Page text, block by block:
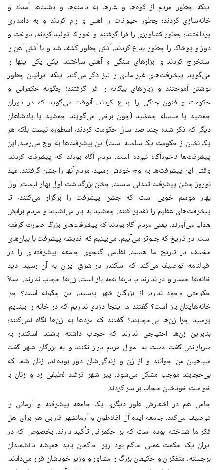
اینکه چطور مردم از کوه‌ها و غارها به دامنه‌ها و دشت‌ها آمدند و
خانه‌سازی کردند؛ چطور حیوانات را اهلی و رام کردند و به دامداری
پرداختند؛ چطور کشاورزی را فرا گرفتند و خوراک تولید کردند، دوخت و
دوز و پوشاک را چطور ابداع کردند، آتش چطور کشف شد و با آتش آهن را
استخراج کردند و ابزارهای سنگی و آهنی ساختند. یکی یکی اینها را
می‌گوید. پیشرفت‌های غیر مادی را نیز ذکر می‌کند. اینکه ایرانیان چطور
نوشتن آموختند و زبان‌های بیگانه را فرا گرفتند؛ چگونه حکمرانی و
حکومت و فنون جنگی را ابداع کردند. آنوقت می‌گوید که در دوران
جمشید یا سلسله جمشید (چون برخی می‌گویند جمشید یا پادشاهان
دیگر که ذکر شده چند صد سال حکومت کردند، اسطوره نیست بلکه هر
یک نشان از حکومت یک سلسله است) این پیشرفت‌ها به اوج می‌رسد. این
پیشرفت‌ها ناخودآگاه نبوده است. مردم آگاه بودند که پیشرفت کردند.
وقتی این پیشرفت‌ها به اوج خودش رسید، مردم آنها را جشن گرفتند. عید
نوروز جشن پیشرفت تمدنی ماست، جشن بزرگداشت اول بهار نیست. اول
بهار موسم خوبی است که جشن پیشرفت را برگزار می‌کنند، تا
پیشرفت‌های عظیم را تقدیر کنند. جمشید به بار می‌نشیند و مردم برایش
هدایا می‌آورند. یعنی مردم آگاه بودند که پیشرفت‌های بزرگ صورت گرفته
است. در تاریخ که جلوتر می‌آییم، می‌بینیم که اندیشه پیشرفت با بیان‌های
مختلف در تاریخ ما هست. نظامی گنجوی جامعه پیشرفته‌ای را در
اقبالنامه توصیف می‌کند که اسکندر در شرق ایران به آن رسید. دید
خانه‌ها حصار و در ندارند یا درها همه باز است، زن‌ها حجاب ندارند، اصلاً
حکومتی وجود ندارد. از بزرگان شهر پرسید، این چگونه است؟ چرا
خانه‌هایتان باز است؟ گفتند ما اینجا دزدی نداریم که در خانه را ببندیم.
پرسید چرا زن‌ها بی‌حجابند؟ گفتند که مردها به زن‌ها نگاه نمی‌کنند؛
بنابراین زن‌ها احتیاجی ندارند که حجاب داشته باشند. اسکندر به
سربازانش گفت دست به اموال مردم دراز نکنند و به بزرگان شهر گفت
سپاهیان من جوانند و از زن و زندگی‌شان دور بوده‌اند، زنان شما که
بی‌حجابند موجب مشکل می‌شود. پیر شهر ترفند لطیفی زد و زنان با
خواست خودشان حجاب بر سر کردند.
جامی هم در اشعارش طور دیگری یک جامعه پیشرفته و آرمانی را
توصیف می‌کند. جامعه ایده آل افلاطون و آرمانشهر فارابی هم برای اهل
فکر ما شناخته بوده است که بر حکمرانی تأکید دارند. بخصوص که در
ایران یک حکمت عملی حاکم بود زیرا حاکمان باید همیشه دانشمندان
برجسته، متفکران و حکیمان بزرگ را مشاور و وزیر خودشان قرار می‌دادند.